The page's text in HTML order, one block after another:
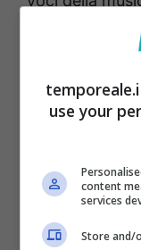
Giorgia
vittorie
Le quote
formata da
per la vittoria
use your
content
services
Store and/